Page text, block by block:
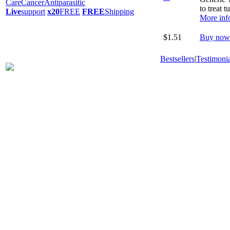
CareCancerAntiparasitic
Livesupport x20FREE FREEShipping
to treat
More
$1.51 Buy
Bestsellers|